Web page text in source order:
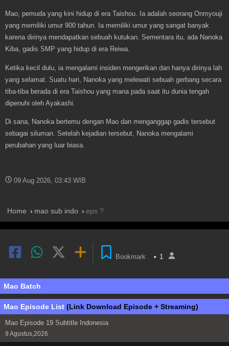
Mao, pemuda yang kini hidup di era Taishou. Ia adalah seorang Onmyouji
yang memiliki umur 900 tahun. Ia memiliki umur yang sangat banyak
karena dirinya mendapatkan sebuah kutukan. Sementara itu, ada Nanoka
Kiba, gadis SMP yang hidup di era Reiwa.
Ketika kecil dulu, ia mengalami insiden mengerikan dan hanya dirinya lah
yang selamat. Suatu hari, Nanoka yang melewati sebuah gerbang secara
tiba-tiba berada di era Taishou yang mana pada saat itu dunia tengah
dipenuhi oleh Ayakashi.
Di sana, Nanoka bertemu dengan Mao dan menganggap gadis tersebut
sebagai siluman. Setelah kejadian tersebut, Nanoka mengalami
perubahan yang luar biasa.
09 Aug 2026, 03:43 WIB
Home mao sub indo eps ?
Bookmark • 1
Mao Batch
Mao Episode List (Link Download Episode + Streaming)
Mao Episode 19 Subtitle Indonesia
9 Agustus,2026